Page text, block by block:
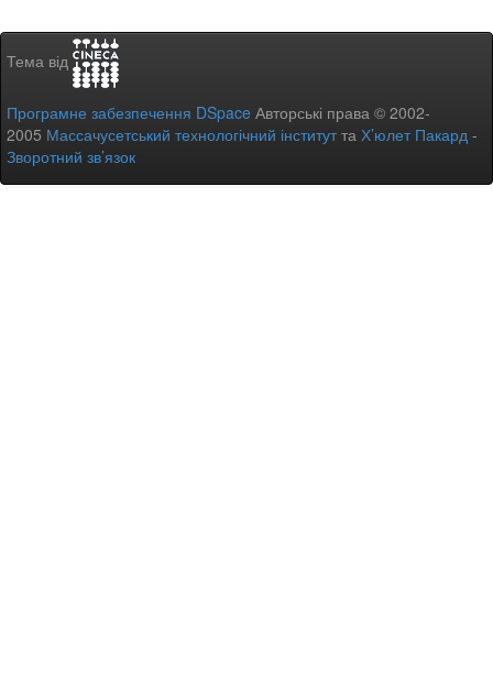
Тема від
Програмне забезпечення DSpace Авторські права © 2002-
2005 Массачусетський технологічний інститутта Х’юлет Пакард -
Зворотний зв’язок